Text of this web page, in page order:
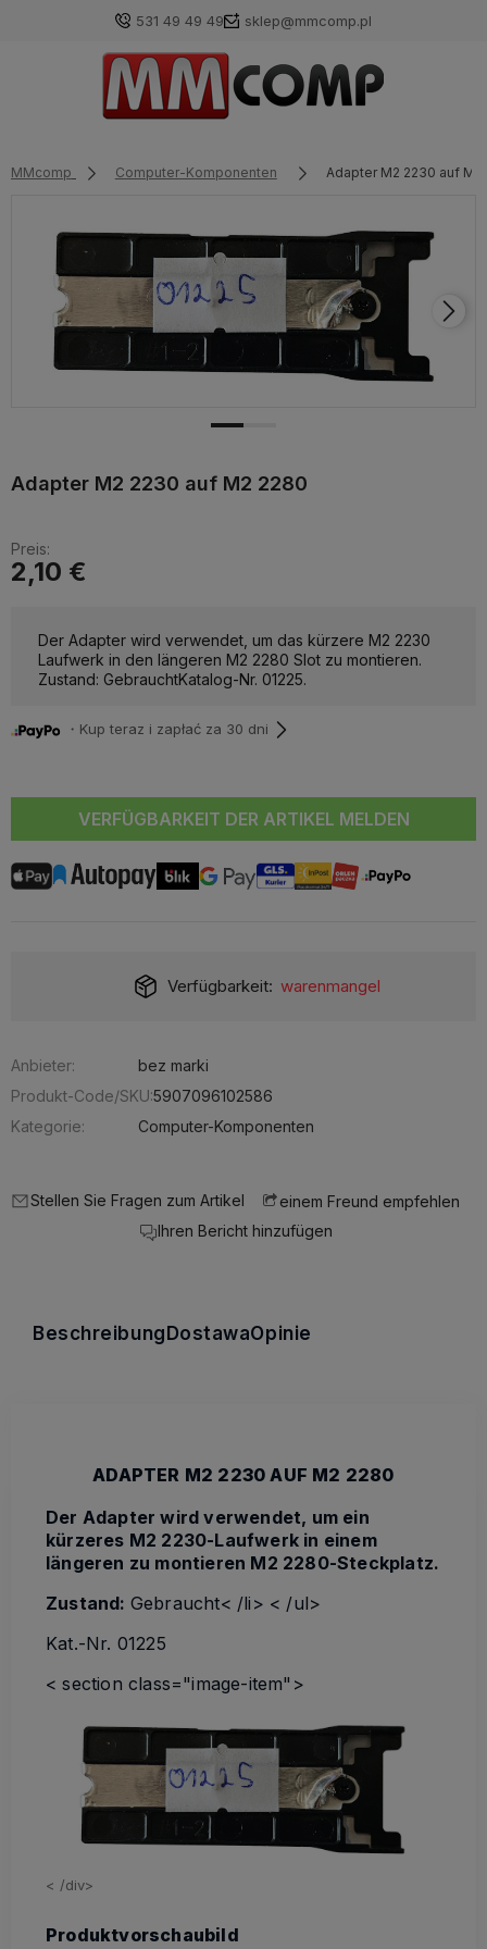
531 49 49 49 sklep@mmcomp.pl
MMcomp Computer-Komponenten Adapter M2 2230 auf M2
Adapter M2 2230 auf M2 2280
Preis:
2,10 €
Der Adapter wird verwendet, um das kürzere M2 2230
Laufwerk in den längeren M2 2280 Slot zu montieren.
Zustand: GebrauchtKatalog-Nr. 01225.
・Kup teraz i zapłać za 30 dni
VERFÜGBARKEIT DER ARTIKEL MELDEN
Verfügbarkeit: warenmangel
Anbieter:
bez marki
Produkt-Code/SKU:5907096102586
Kategorie:
Computer-Komponenten
Stellen Sie Fragen zum Artikel
einem Freund empfehlen
Ihren Bericht hinzufügen
Beschreibung DostawaOpinie
ADAPTER M2 2230 AUF M2 2280
Der Adapter wird verwendet, um ein
kürzeres M2 2230-Laufwerk in einem
längeren zu montieren M2 2280-Steckplatz.
Zustand: Gebraucht< /li> < /ul>
Kat.-Nr. 01225
< section class="image-item">
< /div>
Produktvorschaubild